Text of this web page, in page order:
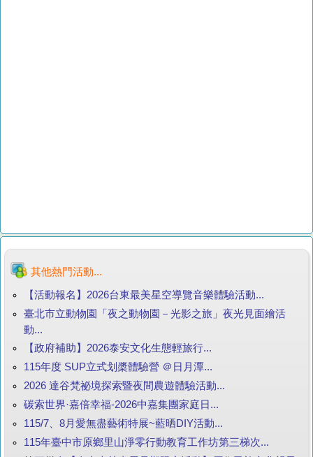
其他熱門活動...
【活動報名】2026台東最美星空導覽音樂體驗活動...
臺北市立動物園「夜之動物園－光影之旅」夜光見面繪活
動...
【政府補助】2026泰安文化生態輕旅行...
115年度 SUP立式划槳體驗營 ＠日月潭...
2026 達谷梵祕境探索暨夜間農遊體驗活動...
碳索世界·嘉倍幸福-2026中嘉集團家庭日...
115/7、8月愛無盡藝術特展~藍晒DIY活動...
115年臺中市原鄉里山淨零行動教育工作坊第三梯次...